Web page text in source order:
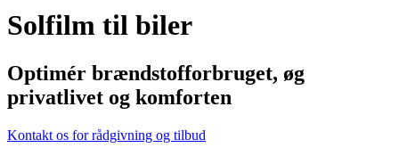
Solfilm til biler
Optimér brændstofforbruget, øg
privatlivet og komforten
Kontakt os for rådgivning og tilbud